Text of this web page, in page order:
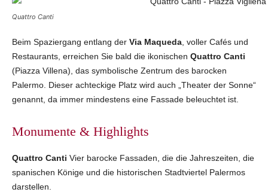
Quattro Canti
Beim Spaziergang entlang der Via Maqueda , voller Cafés und
Restaurants, erreichen Sie bald die ikonischen Quattro Canti
(Piazza Villena), das symbolische Zentrum des barocken
Palermo. Dieser achteckige Platz wird auch „Theater der Sonne“
genannt, da immer mindestens eine Fassade beleuchtet ist.
Monumente & Highlights
Quattro Canti Vier barocke Fassaden, die die Jahreszeiten, die
spanischen Könige und die historischen Stadtviertel Palermos
darstellen.